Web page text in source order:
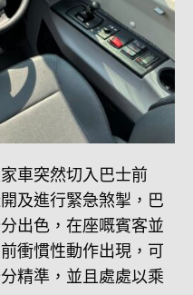
車突然切入巴士前
及進行緊急煞掣，巴
出色，在座嘅賓客並
衝慣性動作出現，可
精準，並且處處以乘